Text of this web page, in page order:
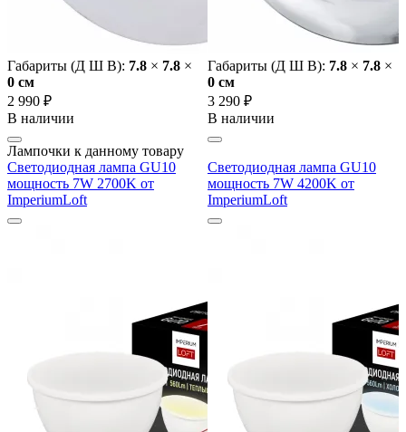
Габариты (Д Ш В): 7.8 × 7.8 ×
0 cм
2 990 ₽
В наличии
Габариты (Д Ш В): 7.8 × 7.8 ×
0 cм
3 290 ₽
В наличии
Лампочки к данному товару
Светодиодная лампа GU10
мощность 7W 2700K от
ImperiumLoft
Светодиодная лампа GU10
мощность 7W 4200K от
ImperiumLoft